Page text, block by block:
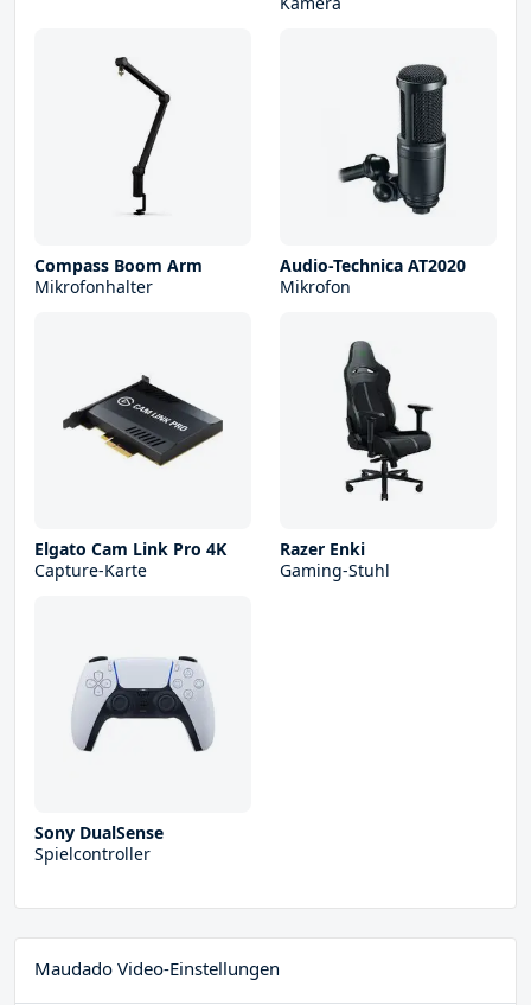
Compass Boom Arm
Mikrofonhalter
Audio-Technica AT2020
Mikrofon
Elgato Cam Link Pro 4K
Capture-Karte
Razer Enki
Gaming-Stuhl
Sony DualSense
Spielcontroller
Maudado Video-Einstellungen